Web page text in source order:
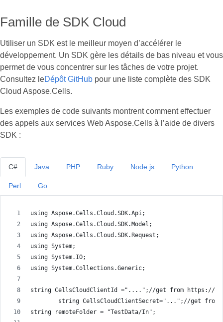
Famille de SDK Cloud
Utiliser un SDK est le meilleur moyen d’accélérer le
développement. Un SDK gère les détails de bas niveau et vous
permet de vous concentrer sur les tâches de votre projet.
Consultez leDépôt GitHub pour une liste complète des SDK
Cloud Aspose.Cells.
Les exemples de code suivants montrent comment effectuer
des appels aux services Web Aspose.Cells à l’aide de divers
SDK :
C#
using Aspose.Cells.Cloud.SDK.Api;
using Aspose.Cells.Cloud.SDK.Model;
using Aspose.Cells.Cloud.SDK.Request;
using System;
using System.IO;
using System.Collections.Generic;
string CellsCloudClientId ="....";//get from https://
string CellsCloudClientSecret="...";//get
string remoteFolder = "TestData/In";
Java PHP Ruby Node.js Python
Perl Go